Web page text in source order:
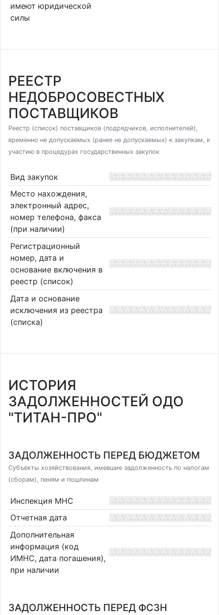
имеют юридической
силы
РЕЕСТР
НЕДОБРОСОВЕСТНЫХ
ПОСТАВЩИКОВ
Реестр (список) поставщиков (подрядчиков, исполнителей),
временно не допускаемых (ранее не допускаемых) к закупкам, к
участию в процедурах государственных закупок
Вид закупок
Место нахождения,
электронный адрес,
номер телефона, факса
(при наличии)
Регистрационный
номер, дата и
основание включения в
реестр (список)
Дата и основание
исключения из реестра
(списка)
ИСТОРИЯ
ЗАДОЛЖЕННОСТЕЙ ОДО
"ТИТАН-ПРО"
ЗАДОЛЖЕННОСТЬ ПЕРЕД БЮДЖЕТОМ
Субъекты хозяйствования, имевшие задолженность по налогам
(сборам), пеням и пошлинам
Инспекция МНС
Отчетная дата
Дополнительная
информация (код
ИМНС, дата погашения),
при наличии
ЗАДОЛЖЕННОСТЬ ПЕРЕД ФСЗН